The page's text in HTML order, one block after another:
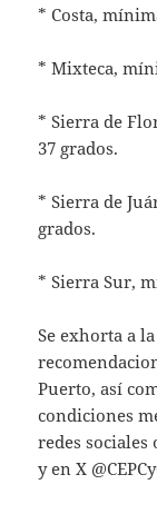
* Costa,
* Mixteca,
* Sierra de
37 grados.
* Sierra de
grados.
* Sierra Sur,
Se exhorta a
Puerto, así
condiciones
redes sociales
y en X